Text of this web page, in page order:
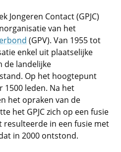
Jongeren Contact (GPJC)
van het
(GPV). Van 1955 tot
enkel uit plaatselijke
de landelijke
Op het hoogtepunt
1500 leden. Na het
het opraken van de
het GPJC zich op een fusie
resulteerde in een fusie met
in 2000 ontstond.